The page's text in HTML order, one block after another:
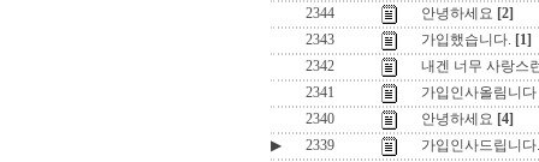
2344
안녕하세요 [2]
2343
가입했습니다. [1]
2342
내겐 너무 사랑스
2341
가입인사올림니다
2340
안녕하세요 [4]
▶
2339
가입인사드립니다.